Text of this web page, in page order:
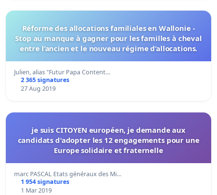
Réforme des allocations familiales en Wallonie -
Stop au manque à gagner pour les familles à cheval
entre l’ancien et le nouveau régime d’allocations.
Julien, alias "Futur Papa Content…
2 365 signatures
27 Aug 2019
je suis CITOYEN européen, je demande aux
candidats d'adopter les 12 engagements pour une
Europe solidaire et fraternelle
marc PASCAL Etats généraux des Mi…
1 954 signatures
1 Mar 2019